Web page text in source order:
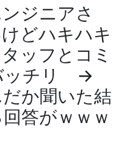
ジニアさ
どハキハキ
ッフとコミ
ッチリ →
か聞いた結
答がｗｗｗ